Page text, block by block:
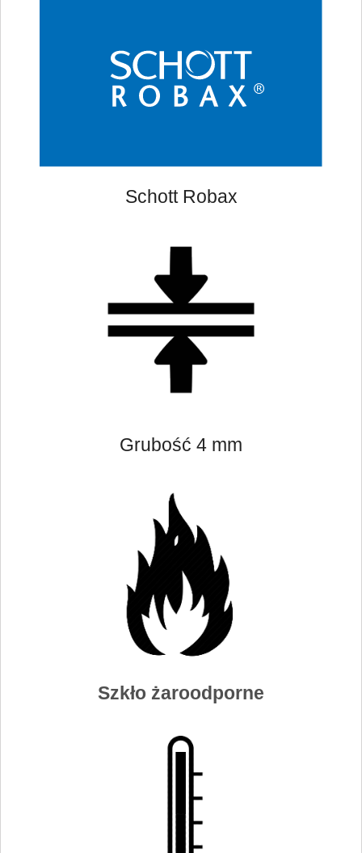
Schott Robax
Grubość 4 mm
Szkło żaroodporne